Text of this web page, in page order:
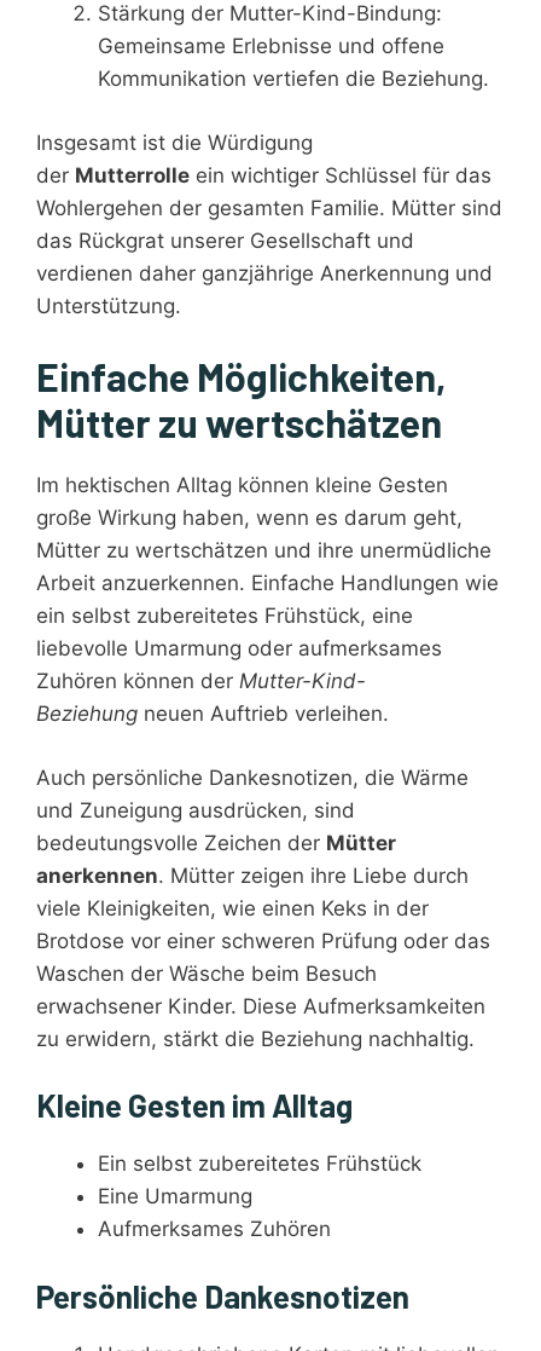
Stärkung der Mutter-Kind-Bindung:
Gemeinsame Erlebnisse und offene
Kommunikation vertiefen die Beziehung.
Insgesamt ist die Würdigung
der Mutterrolle ein wichtiger Schlüssel für das
Wohlergehen der gesamten Familie. Mütter sind
das Rückgrat unserer Gesellschaft und
verdienen daher ganzjährige Anerkennung und
Unterstützung.
Einfache Möglichkeiten,
Mütter zu wertschätzen
Im hektischen Alltag können kleine Gesten
große Wirkung haben, wenn es darum geht,
Mütter zu wertschätzen und ihre unermüdliche
Arbeit anzuerkennen. Einfache Handlungen wie
ein selbst zubereitetes Frühstück, eine
liebevolle Umarmung oder aufmerksames
Zuhören können der Mutter-Kind-
Beziehung neuen Auftrieb verleihen.
Auch persönliche Dankesnotizen, die Wärme
und Zuneigung ausdrücken, sind
bedeutungsvolle Zeichen der Mütter
anerkennen. Mütter zeigen ihre Liebe durch
viele Kleinigkeiten, wie einen Keks in der
Brotdose vor einer schweren Prüfung oder das
Waschen der Wäsche beim Besuch
erwachsener Kinder. Diese Aufmerksamkeiten
zu erwidern, stärkt die Beziehung nachhaltig.
Kleine Gesten im Alltag
Ein selbst zubereitetes Frühstück
Eine Umarmung
Aufmerksames Zuhören
Persönliche Dankesnotizen